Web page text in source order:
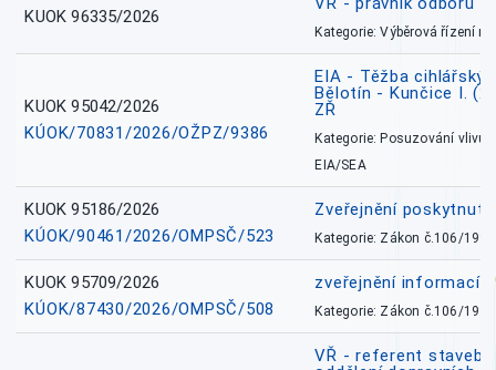
KUOK 96335/2026
Kategorie: Výběrová řízení
KUOK 95042/2026
KÚOK/70831/2026/OŽPZ/9386
EIA - Těžba
Bělotín - Kunčice I.
ZŘ
Kategorie: Posuzování vlivů
EIA/SEA
KUOK 95186/2026
KÚOK/90461/2026/OMPSČ/523
Zveřejnění
Kategorie: Zákon č.106/1999
KUOK 95709/2026
KÚOK/87430/2026/OMPSČ/508
zveřejnění informací
Kategorie: Zákon č.106/1999
VŘ - referent